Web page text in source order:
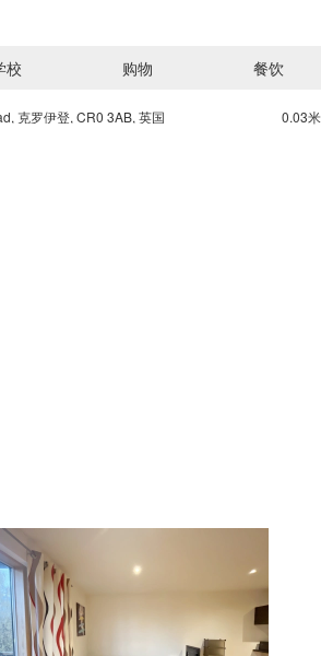
校 购物 餐饮
克罗伊登, CR0 3AB, 英国 0.03米